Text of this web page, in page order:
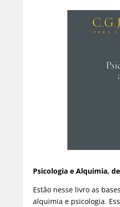
Psicologia e Alquimia,
Estão nesse livro as
alquimia e psicologia.